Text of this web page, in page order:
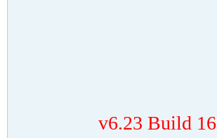
v6.23 Build 16